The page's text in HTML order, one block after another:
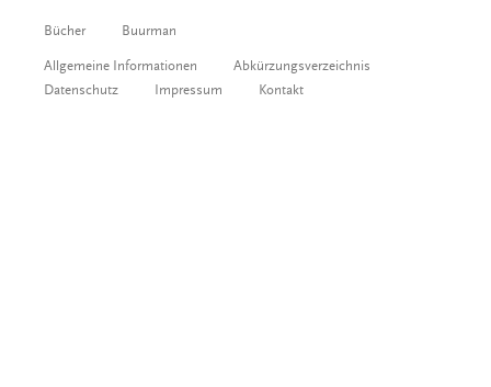
Bücher Buurman
Allgemeine Informationen
Abkürzungsverzeichnis
Datenschutz
Impressum Kontakt